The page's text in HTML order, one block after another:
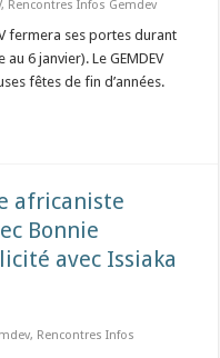
, Rencontres Infos Gemdev
fermera ses portes durant
6 janvier). Le GEMDEV
fêtes de fin d’années.
africaniste
Bonnie
avec Issiaka
, Rencontres Infos